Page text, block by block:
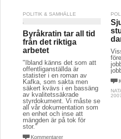
POLITIK & SAMHÄLLE
Byråkratin tar all tid
från det riktiga
arbetet
"Ibland känns det som att
offentliganställda är
statister i en roman av
Kafka, som sakta men
säkert kvävs i en bassäng
av kvalitetssäkrade
styrdokument. Vi måste se
all vår dokumentation som
en enhet och inse att
mängden är på tok för
stor."
Kommentarer